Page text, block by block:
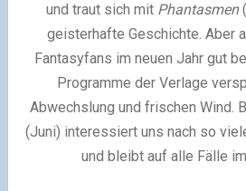
und traut sich mit Phantasmen
geisterhafte Geschichte. Aber
Fantasyfans im neuen Jahr gut
Programme der Verlage
Abwechslung und frischen Wind.
(Juni) interessiert uns nach so
und bleibt auf alle Fälle